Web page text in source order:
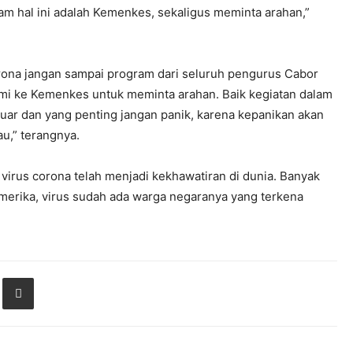
hal ini adalah Kemenkes, sekaligus meminta arahan,”
jangan sampai program dari seluruh pengurus Cabor
ke Kemenkes untuk meminta arahan. Baik kegiatan dalam
dan yang penting jangan panik, karena kepanikan akan
terangnya.
corona telah menjadi kekhawatiran di dunia. Banyak
virus sudah ada warga negaranya yang terkena